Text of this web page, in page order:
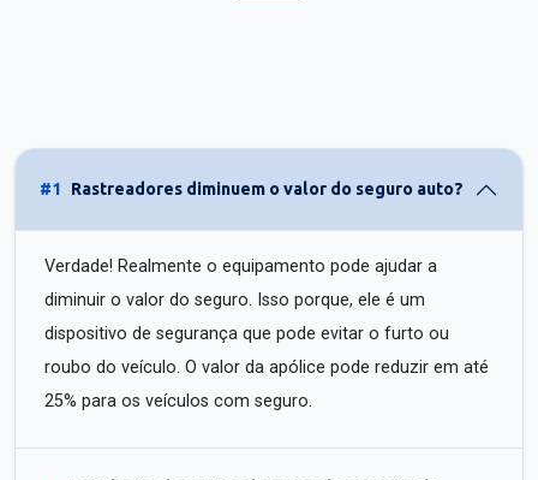
#1 Rastreadores diminuem o valor do seguro auto?
Verdade! Realmente o equipamento pode ajudar a
diminuir o valor do seguro. Isso porque, ele é um
dispositivo de segurança que pode evitar o furto ou
roubo do veículo. O valor da apólice pode reduzir em até
25% para os veículos com seguro.